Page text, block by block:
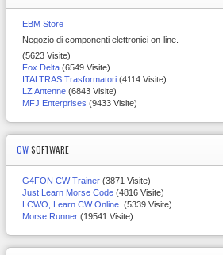
EBM Store
Negozio di componenti elettronici on-line.
(5623 Visite)
Fox Delta (6549 Visite)
ITALTRAS Trasformatori (4114 Visite)
LZ Antenne (6843 Visite)
MFJ Enterprises (9433 Visite)
CWSOFTWARE
G4FON CW Trainer (3871 Visite)
Just Learn Morse Code (4816 Visite)
LCWO, Learn CW Online. (5339 Visite)
Morse Runner (19541 Visite)